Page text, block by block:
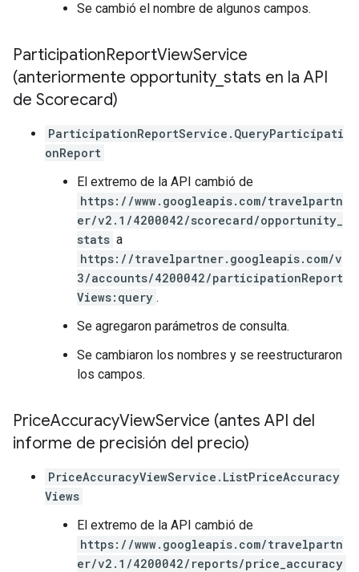
Se cambió el nombre de algunos campos.
ParticipationReportViewService
(anteriormente opportunity_ stats en la API
de Scorecard)
ParticipationReportService.QueryParticipati
onReport
El extremo de la API cambió de
https://www.googleapis.com/travelpartn
er/v2.1/4200042/scorecard/opportunity_
stats a
https://travelpartner.googleapis.com/v
3/accounts/4200042/participationReport
Views:query .
Se agregaron parámetros de consulta.
Se cambiaron los nombres y se reestructuraron
los campos.
PriceAccuracyViewService (antes API del
informe de precisión del precio)
PriceAccuracyViewService.ListPriceAccuracy
Views
El extremo de la API cambió de
https://www.googleapis.com/travelpartn
er/v2.1/4200042/reports/price_accuracy